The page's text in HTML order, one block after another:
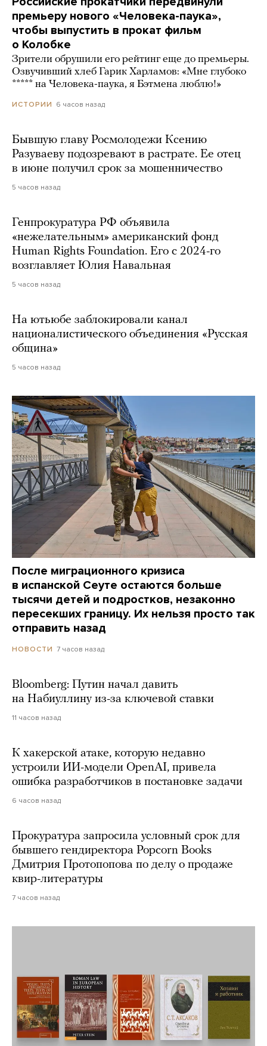
премьеру нового «Человека-паука»,
чтобы выпустить в прокат фильм
о Колобке
Зрители обрушили его рейтинг еще до премьеры.
Озвучивший хлеб Гарик Харламов: «Мне глубоко
***** на Человека-паука, я Бэтмена люблю!»
ИСТОРИИ 6 часов назад
Бывшую главу Росмолодежи Ксению
Разуваеву подозревают в растрате. Ее отец
в июне получил срок за мошенничество
5 часов назад
Генпрокуратура РФ объявила
«нежелательным» американский фонд
Human Rights Foundation. Его с 2024-го
возглавляет Юлия Навальная
5 часов назад
На ютьюбе заблокировали канал
националистического объединения «Русская
община»
5 часов назад
После миграционного кризиса
в испанской Сеуте остаются больше
тысячи детей и подростков, незаконно
пересекших границу. Их нельзя просто так
отправить назад
НОВОСТИ 7 часов назад
Bloomberg: Путин начал давить
на Набиуллину из-за ключевой ставки
11 часов назад
К хакерской атаке, которую недавно
устроили ИИ-модели OpenAI, привела
ошибка разработчиков в постановке задачи
6 часов назад
Прокуратура запросила условный срок для
бывшего гендиректора Popcorn Books
Дмитрия Протопопова по делу о продаже
квир-литературы
7 часов назад